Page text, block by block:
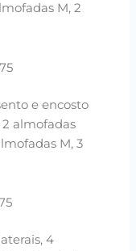
M, 2
e encosto
almofadas
M, 3
4